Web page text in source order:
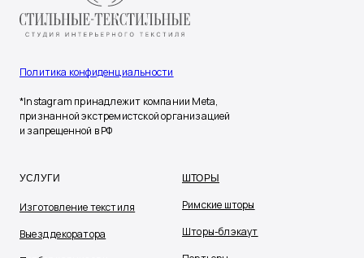
Политика конфиденциальности
*Instagram принадлежит компании Meta,
признанной экстремистской организацией
и запрещенной в РФ
УСЛУГИ
Изготовление текстиля
Выезд декоратора
ШТОРЫ
Римские шторы
Шторы-блэкаут